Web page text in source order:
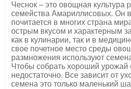
Чеснок – это овощная культура
семейства Амариллисовых. Он
почитается в многих страна
острым вкусом и характерным
как в кулинарии, так и в
свое почетное место среды
размножения используют
Чтобы собрать хороший
недостаточно. Все зависит от
семена это только маленький